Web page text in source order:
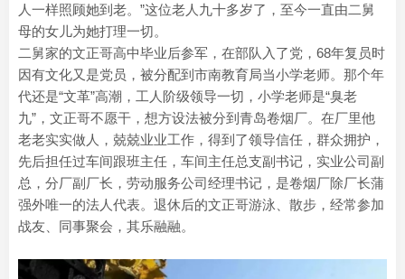
人一样照顾她到老。”这位老人九十多岁了，至今一直由二舅
母的女儿为她打理一切。
二舅家的文正哥高中毕业后参军，在部队入了党，68年复员时
因有文化又是党员，被分配到市南教育局当小学老师。那个年
代还是“文革”高潮，工人阶级领导一切，小学老师是“臭老
九”，文正哥不愿干，想方设法被分到青岛卷烟厂。在厂里他
老老实实做人，兢兢业业工作，得到了领导信任，群众拥护，
先后担任过车间跟班主任，车间主任总支副书记，实业公司副
总，分厂副厂长，劳动服务公司经理书记，是卷烟厂除厂长蒲
强外唯一的法人代表。退休后的文正哥游泳、散步，经常参加
战友、同事聚会，其乐融融。